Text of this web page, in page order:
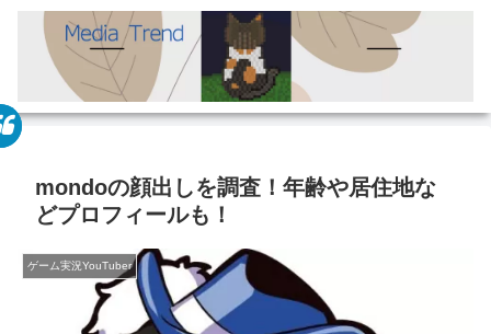
mondoの顔出しを調査！年齢や居住地な
どプロフィールも！
ゲーム実況YouTuber